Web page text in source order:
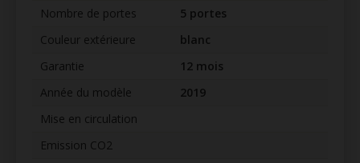
Nombre de portes
5 portes
Couleur extérieure
blanc
Garantie
12 mois
Année du modèle
2019
Mise en circulation
Emission CO2